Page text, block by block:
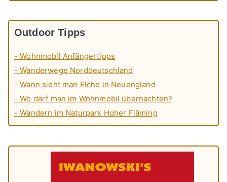
Outdoor Tipps
- Wohnmobil Anfängertipps
- Wanderwege Norddeutschland
- Wann sieht man Elche in Neuengland
- Wo darf man im Wohnmobil übernachten?
- Wandern im Naturpark Hoher Fläming